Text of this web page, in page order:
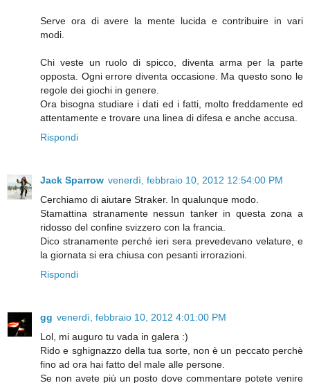
Serve ora di avere la mente lucida e contribuire in vari
modi.
Chi veste un ruolo di spicco, diventa arma per la parte
opposta. Ogni errore diventa occasione. Ma questo sono le
regole dei giochi in genere.
Ora bisogna studiare i dati ed i fatti, molto freddamente ed
attentamente e trovare una linea di difesa e anche accusa.
Rispondi
Jack Sparrow venerdì, febbraio 10, 2012 12:54:00 PM
Cerchiamo di aiutare Straker. In qualunque modo.
Stamattina stranamente nessun tanker in questa zona a
ridosso del confine svizzero con la francia.
Dico stranamente perché ieri sera prevedevano velature, e
la giornata si era chiusa con pesanti irrorazioni.
Rispondi
gg venerdì, febbraio 10, 2012 4:01:00 PM
Lol, mi auguro tu vada in galera :)
Rido e sghignazzo della tua sorte, non è un peccato perchè
fino ad ora hai fatto del male alle persone.
Se non avete più un posto dove commentare potete venire